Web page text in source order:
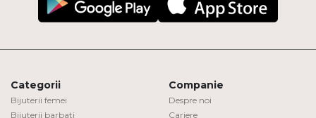
Categorii
Bijuterii femei
Bijuterii barbati
Companie
Despre noi
Cariere